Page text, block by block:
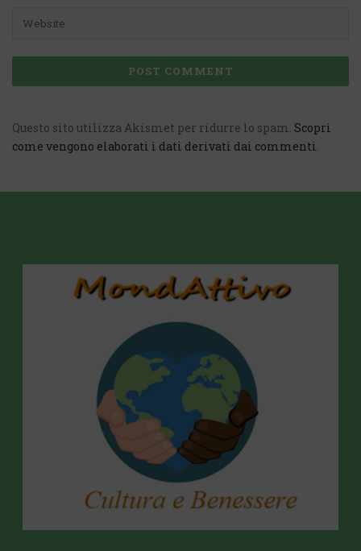
Questo sito utilizza Akismet per ridurre lo spam. Scopri
come vengono elaborati i dati derivati dai commenti.